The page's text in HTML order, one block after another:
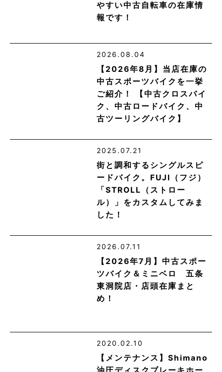
やすい中古自転車の在庫情
報です！
2026.08.04
【2026年8月】当店在庫の
中古スポーツバイクを一挙
ご紹介！ 【中古クロスバイ
ク、中古ロードバイク、中
古ツーリングバイク】
2025.07.21
街と調和するシングルスピ
ードバイク。FUJI（フジ）
「STROLL（ストロー
ル）」をカスタムしてみま
した！
2026.07.11
【2026年7月】中古スポー
ツバイク＆ミニベロ 五条
東洞院店・店頭在庫まと
め！
2020.02.10
【メンテナンス】Shimano
油圧ディスクブレーキホー